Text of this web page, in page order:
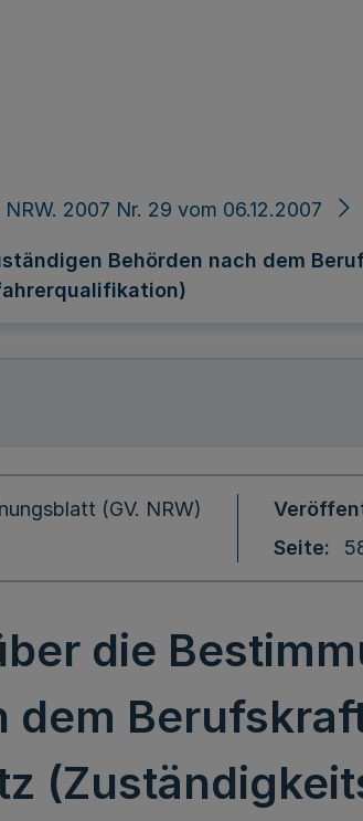
NRW. 2007 Nr. 29 vom 06.12.2007
Behörden nach dem
(GV. NRW)
Seite
die
dem